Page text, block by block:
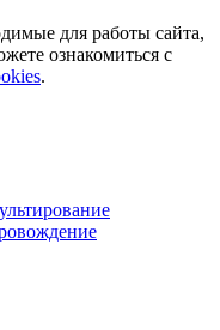
для работы сайта,
ознакомиться с
.